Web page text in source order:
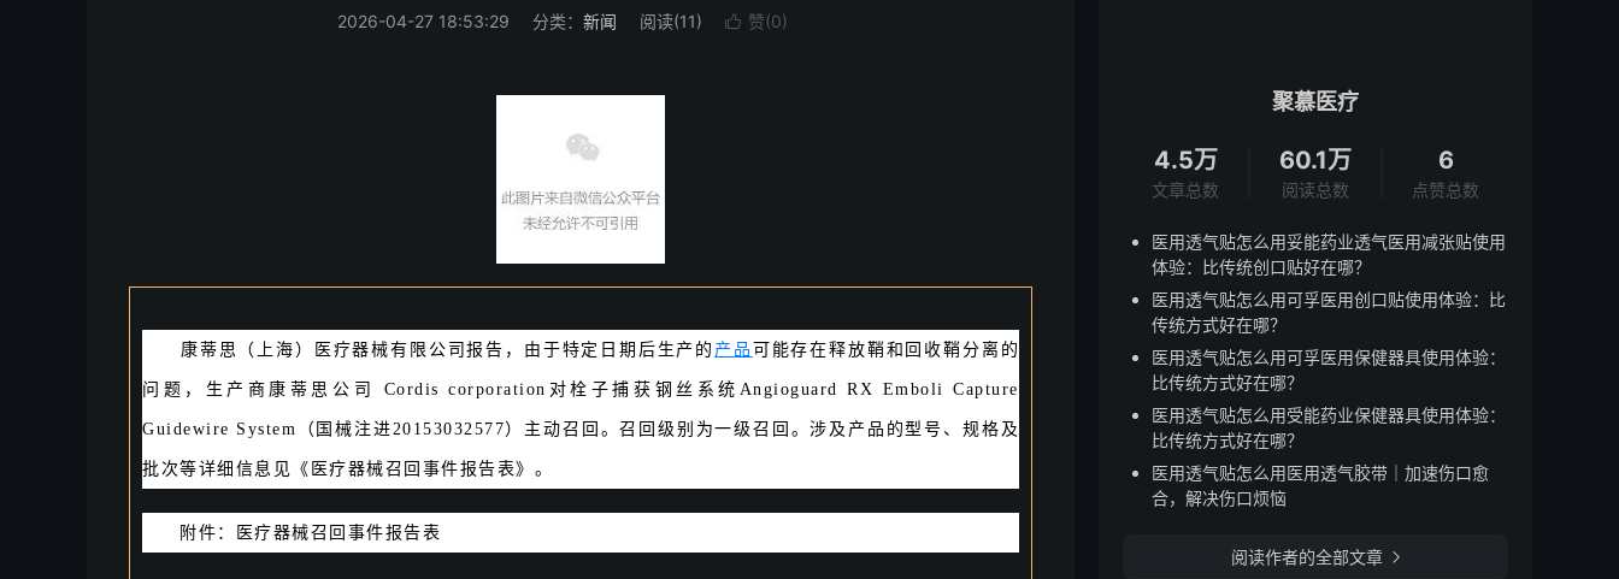
2026-04-27 18:53:29 分类： 新闻 阅读(11)  赞(0)
康蒂思（上海）医疗器械有限公司报告，由于特定日期后生产的 产品 可能存在释放鞘和回收鞘分离的
问题，生产商康蒂思公司 Cordis corporation对栓子捕获钢丝系统Angioguard RX Emboli Capture
Guidewire System（国械注进20153032577）主动召回。召回级别为一级召回。涉及产品的型号、规格及
批次等详细信息见《医疗器械召回事件报告表》。
附件：医疗器械召回事件报告表
聚慕医疗
4.5万
文章总数
60.1万
阅读总数
6
点赞总数
医用透气贴怎么用妥能药业透气医用减张贴使用
体验：比传统创口贴好在哪？
医用透气贴怎么用可孚医用创口贴使用体验：比
传统方式好在哪？
医用透气贴怎么用可孚医用保健器具使用体验：
比传统方式好在哪？
医用透气贴怎么用受能药业保健器具使用体验：
比传统方式好在哪？
医用透气贴怎么用医用透气胶带｜加速伤口愈
合，解决伤口烦恼
阅读作者的全部文章 